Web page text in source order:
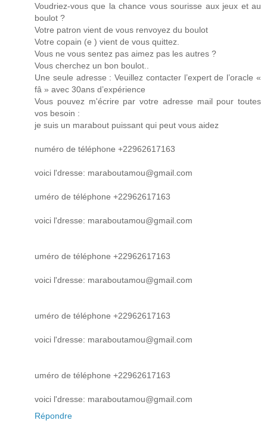
Voudriez-vous que la chance vous sourisse aux jeux et au
boulot ?
Votre patron vient de vous renvoyez du boulot
Votre copain (e ) vient de vous quittez.
Vous ne vous sentez pas aimez pas les autres ?
Vous cherchez un bon boulot..
Une seule adresse : Veuillez contacter l’expert de l’oracle «
fâ » avec 30ans d’expérience
Vous pouvez m'écrire par votre adresse mail pour toutes
vos besoin :
je suis un marabout puissant qui peut vous aidez
numéro de téléphone +22962617163
voici l'dresse: maraboutamou@gmail.com
uméro de téléphone +22962617163
voici l'dresse: maraboutamou@gmail.com
uméro de téléphone +22962617163
voici l'dresse: maraboutamou@gmail.com
uméro de téléphone +22962617163
voici l'dresse: maraboutamou@gmail.com
uméro de téléphone +22962617163
voici l'dresse: maraboutamou@gmail.com
Répondre